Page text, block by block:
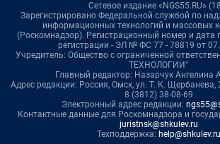
Сетевое издание «NGS55.RU»
Зарегистрировано Федеральной службой по
информационных технологий и массовых
(Роскомнадзор). Регистрационный номер и дата
регистрации - ЭЛ № ФС 77 - 78819 от
Учредитель: Общество с ограниченной
ТЕХНОЛОГИИ"
Главный редактор: Назарчук Ангелина
Адрес редакции: Россия, Омск, ул. Т. К. Щербанева,
8 (3812) 38-08-69
Электронный адрес редакции:
Контактные данные для Роскомнадзора и
juristnsk@shkulev.ru
Техподдержка: help@shkulev.ru